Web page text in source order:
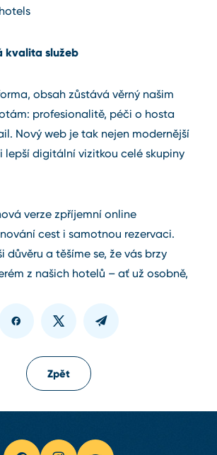
kvalita služeb
obsah zůstává věrný našim
profesionalitě, péči o hosta
Nový web je tak nejen modernější
lepší digitální vizitkou celé skupiny
verze zpříjemní online
cest i samotnou rezervaci.
důvěru a těšíme se, že vás brzy
z našich hotelů – ať už osobně,
Zpět